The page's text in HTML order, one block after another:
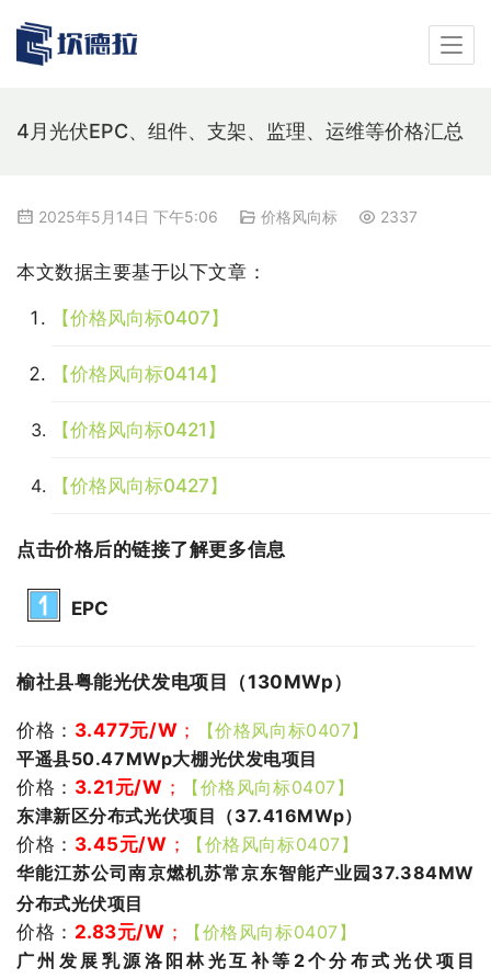
4月光伏EPC、组件、支架、监理、运维等价格汇总
2025年5月14日 下午5:06 价格风向标 2337
本文数据主要基于以下文章：
【价格风向标0407】
【价格风向标0414】
【价格风向标0421】
【价格风向标0427】
点击价格后的链接了解更多信息
EPC
榆社县粤能光伏发电项目（130MWp）
价格： 3.477元/W ；
【价格风向标0407】
平遥县50.47MWp大棚光伏发电项目
价格： 3.21元/W ；
【价格风向标0407】
东津新区分布式光伏项目（37.416MWp）
价格： 3.45元/W ；
【价格风向标0407】
华能江苏公司南京燃机苏常京东智能产业园37.384MW
分布式光伏项目
价格： 2.83元/W ；
【价格风向标0407】
广州发展乳源洛阳林光互补等2个分布式光伏项目